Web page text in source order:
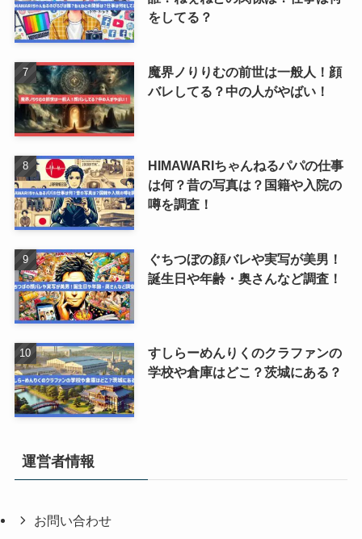
をしてる？
魔界ノりりむの前世は一般人！顔
バレしてる？中の人がやばい！
HIMAWARIちゃんねるパパの仕事
は何？昔の写真は？国籍や入院の
噂を調査！
ぐちつぼの顔バレや実写が美男！
誕生日や年齢・奥さんなど調査！
すしらーめんりくのクラファンの
学校や倉庫はどこ？茨城にある？
運営者情報
お問い合わせ